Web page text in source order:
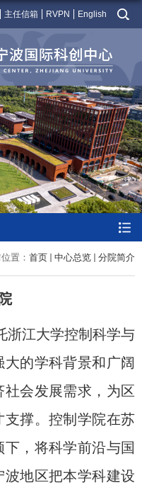
主任信箱 RVPN English
置： 首页 中心总览 分院简介
浙江大学控制科学与
的学科背景和广阔
会发展需求，为区
撑。控制学院在苏
，将科学前沿与国
波地区把本学科建设